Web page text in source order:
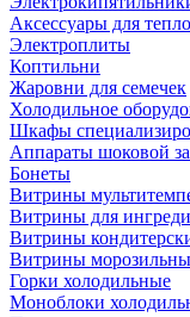
Аксессуары для
Электроплиты
Коптильни
Жаровни для семечек
Холодильное
Шкафы
Аппараты шоковой
Бонеты
Витрины
Витрины для
Витрины
Витрины
Горки холодильные
Моноблоки